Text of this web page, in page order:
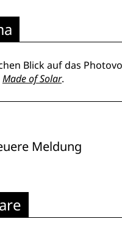
Blick auf das
Made of Solar.
Meldung